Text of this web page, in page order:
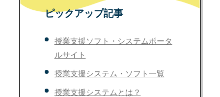
ピックアップ記事
授業支援ソフト・システムポータ
ルサイト
授業支援システム・ソフト一覧
授業支援システムとは？